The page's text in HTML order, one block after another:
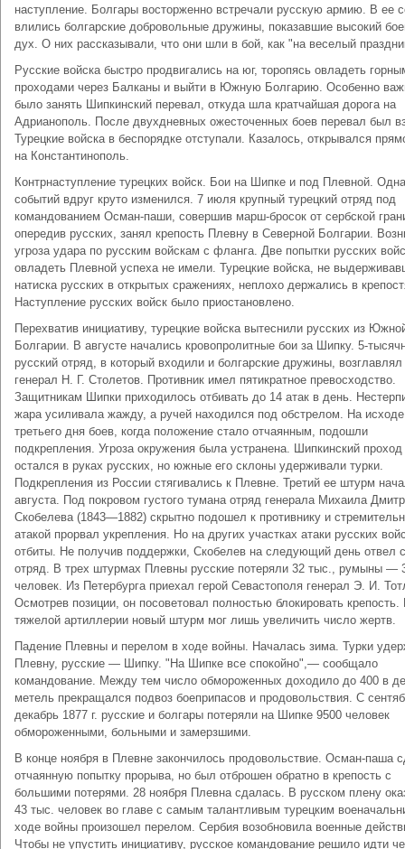
наступление. Болгары восторженно встречали русскую армию. В ее
влились болгарские добровольные дружины, показавшие высокий
дух. О них рассказывали, что они шли в бой, как "на веселый
Русские войска быстро продвигались на юг, торопясь овладеть
проходами через Балканы и выйти в Южную Болгарию. Особенно
было занять Шипкинский перевал, откуда шла кратчайшая дорога на
Адрианополь. После двухдневных ожесточенных боев перевал был
Турецкие войска в беспорядке отступали. Казалось, открывался
на Константинополь.
Контрнаступление турецких войск. Бои на Шипке и под Плевной.
событий вдруг круто изменился. 7 июля крупный турецкий отряд под
командованием Осман-паши, совершив марш-бросок от сербской
опередив русских, занял крепость Плевну в Северной Болгарии.
угроза удара по русским войскам с фланга. Две попытки русских
овладеть Плевной успеха не имели. Турецкие войска, не
натиска русских в открытых сражениях, неплохо держались в
Наступление русских войск было приостановлено.
Перехватив инициативу, турецкие войска вытеснили русских из
Болгарии. В августе начались кровопролитные бои за Шипку. 5-
русский отряд, в который входили и болгарские дружины, возглавлял
генерал Н. Г. Столетов. Противник имел пятикратное превосходство.
Защитникам Шипки приходилось отбивать до 14 атак в день.
жара усиливала жажду, а ручей находился под обстрелом. На исходе
третьего дня боев, когда положение стало отчаянным, подошли
подкрепления. Угроза окружения была устранена. Шипкинский проход
остался в руках русских, но южные его склоны удерживали турки.
Подкрепления из России стягивались к Плевне. Третий ее штурм
августа. Под покровом густого тумана отряд генерала Михаила
Скобелева (1843—1882) скрытно подошел к противнику и
атакой прорвал укрепления. Но на других участках атаки русских
отбиты. Не получив поддержки, Скобелев на следующий день отвел
отряд. В трех штурмах Плевны русские потеряли 32 тыс., румыны —
человек. Из Петербурга приехал герой Севастополя генерал Э. И.
Осмотрев позиции, он посоветовал полностью блокировать крепость.
тяжелой артиллерии новый штурм мог лишь увеличить число жертв.
Падение Плевны и перелом в ходе войны. Началась зима. Турки
Плевну, русские — Шипку. "На Шипке все спокойно",— сообщало
командование. Между тем число обмороженных доходило до 400 в
метель прекращался подвоз боеприпасов и продовольствия. С
декабрь 1877 г. русские и болгары потеряли на Шипке 9500 человек
обмороженными, больными и замерзшими.
В конце ноября в Плевне закончилось продовольствие. Осман-паша
отчаянную попытку прорыва, но был отброшен обратно в крепость с
большими потерями. 28 ноября Плевна сдалась. В русском плену
43 тыс. человек во главе с самым талантливым турецким
ходе войны произошел перелом. Сербия возобновила военные
Чтобы не упустить инициативу, русское командование решило идти